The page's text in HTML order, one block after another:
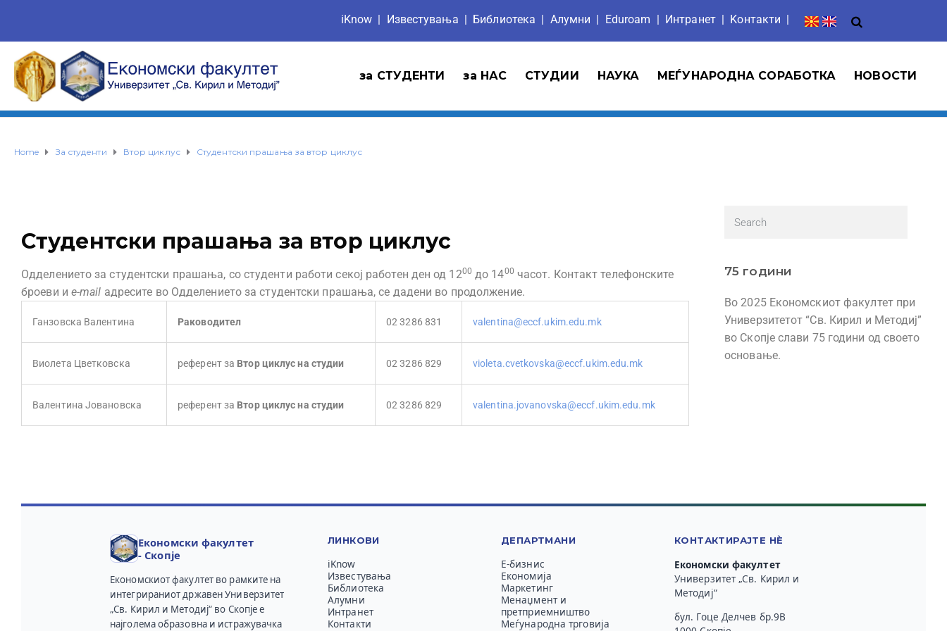
iKnow | Известувања | Библиотека | Aлумни | Eduroam | Интранет| Koнтакти |
за СТУДЕНТИ за НАС СТУДИИ НАУКА МЕЃУНАРОДНА СОРАБОТКА НОВОСТИ
Home За студенти Втор циклус Студентски прашања за втор циклус
Студентски прашања за втор циклус
Одделението за студентски прашања, со студенти работи секој работен ден од 1200 до 1400 часот. Контакт телефонските
броеви и e-mail адресите во Одделението за студентски прашања, се дадени во продолжение.
Ганзовска Валентина Раководител 02 3286 831 valentina@eccf.ukim.edu.mk
Виолета Цветковска референт за Втор циклус на студии 02 3286 829 violeta.cvetkovska@eccf.ukim.edu.mk
Валентина Јовановска референт за Втор циклус на студии 02 3286 829 valentina.jovanovska@eccf.ukim.edu.mk
75 години
Во 2025 Економскиот факултет при
Универзитетот “Св. Кирил и Методиј”
во Скопје слави 75 години од своето
основање.
Економски факултет
- Скопје
Економскиот факултет во рамките на
интегрираниот државен Универзитет
„Св. Кирил и Методиј“ во Скопје е
најголема образовна и истражувачка
ЛИНКОВИ
iKnow
Известувања
Библиотека
Алумни
Интранет
Контакти
ДЕПАРТМАНИ
Е-бизнис
Економија
Маркетинг
Менаџмент и
претприемништво
Меѓународна трговија
КОНТАКТИРАЈТЕ НЀ
Економски факултет
Универзитет „Св. Кирил и
Методиј“
бул. Гоце Делчев бр.9В